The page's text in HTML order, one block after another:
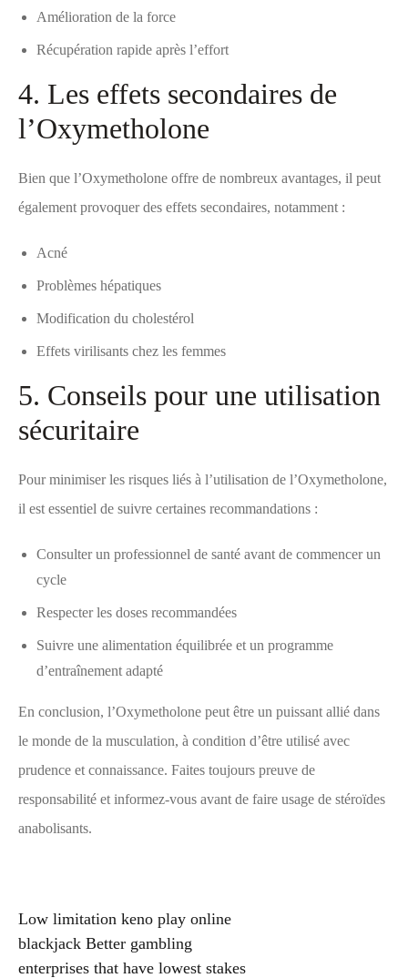
Amélioration de la force
Récupération rapide après l’effort
4. Les effets secondaires de
l’Oxymetholone
Bien que l’Oxymetholone offre de nombreux avantages, il peut
également provoquer des effets secondaires, notamment :
Acné
Problèmes hépatiques
Modification du cholestérol
Effets virilisants chez les femmes
5. Conseils pour une utilisation
sécuritaire
Pour minimiser les risques liés à l’utilisation de l’Oxymetholone,
il est essentiel de suivre certaines recommandations :
Consulter un professionnel de santé avant de commencer un
cycle
Respecter les doses recommandées
Suivre une alimentation équilibrée et un programme
d’entraînement adapté
En conclusion, l’Oxymetholone peut être un puissant allié dans
le monde de la musculation, à condition d’être utilisé avec
prudence et connaissance. Faites toujours preuve de
responsabilité et informez-vous avant de faire usage de stéroïdes
anabolisants.
Post
navigation
Low limitation keno play online
blackjack Better gambling
enterprises that have lowest stakes